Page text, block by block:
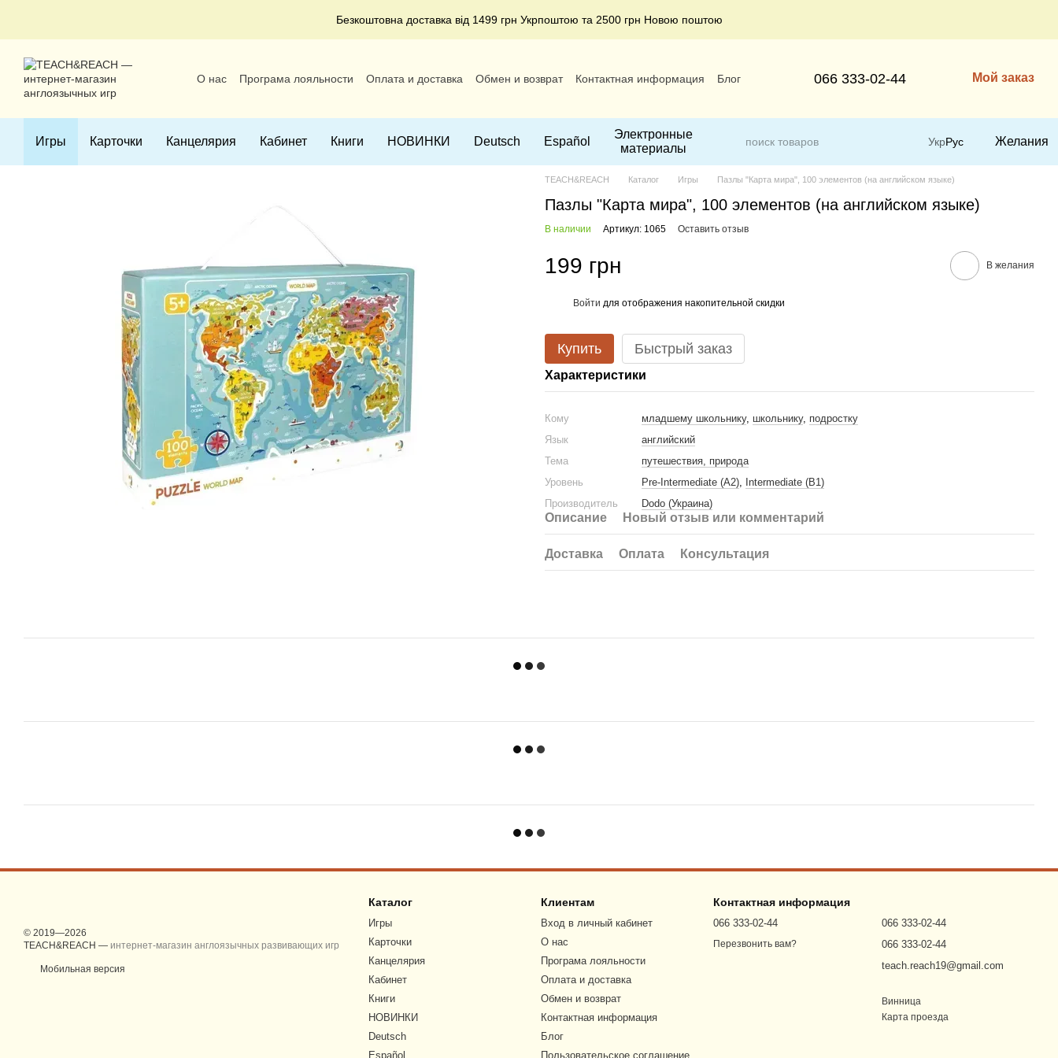
Безкоштовна доставка від 1499 грн Укрпоштою та 2500 грн Новою поштою
О нас Програма лояльности Оплата и доставка Обмен и возврат Контактная информация
Блог
066 333-02-44 Мой заказ
Игры Карточки Канцелярия Кабинет Книги НОВИНКИ Deutsch Español
Электронные
материалы
УкрРус Желания
TEACH&REACH Каталог Игры Пазлы "Карта мира", 100 элементов (на английском языке)
Пазлы "Карта мира", 100 элементов (на английском языке)
В наличии Артикул: 1065 Оставить отзыв
199 грн В желания
Войти для отображения накопительной скидки
Купить Быстрый заказ
Характеристики
Кому младшему школьнику, школьнику, подростку
Язык
английский
Тема
путешествия, природа
Уровень
Pre-Intermediate (A2), Intermediate (B1)
Производитель
Dodo (Украина)
Описание Новый отзыв или комментарий
Доставка Оплата Консультация
© 2019—2026
TEACH&REACH — интернет-магазин англоязычных развивающих игр
Мобильная версия
Каталог
Игры
Карточки
Канцелярия
Кабинет
Книги
НОВИНКИ
Deutsch
Español
Клиентам
Вход в личный кабинет
О нас
Програма лояльности
Оплата и доставка
Обмен и возврат
Контактная информация
Блог
Пользовательское соглашение
Контактная информация
066 333-02-44
Перезвонить вам?
066 333-02-44
066 333-02-44
teach.reach19@gmail.com
Винница
Карта проезда